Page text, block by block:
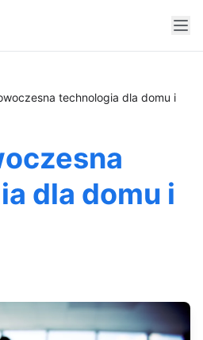
technologia dla domu i
dla domu i